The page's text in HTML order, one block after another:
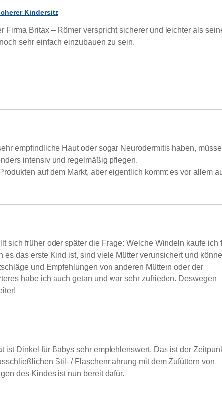
Kindersitz
Firma Britax – Römer verspricht sicherer und leichter als
sehr einfach einzubauen zu sein.
empfindliche Haut oder sogar Neurodermitis haben,
intensiv und regelmäßig pflegen.
auf dem Markt, aber eigentlich kommt es vor allem
sich früher oder später die Frage: Welche Windeln kaufe ich
es das erste Kind ist, sind viele Mütter verunsichert und
und Empfehlungen von anderen Müttern oder der
habe ich auch getan und war sehr zufrieden. Deswegen
ist Dinkel für Babys sehr empfehlenswert. Das ist der
Stil- / Flaschennahrung mit dem Zufüttern von
des Kindes ist nun bereit dafür.